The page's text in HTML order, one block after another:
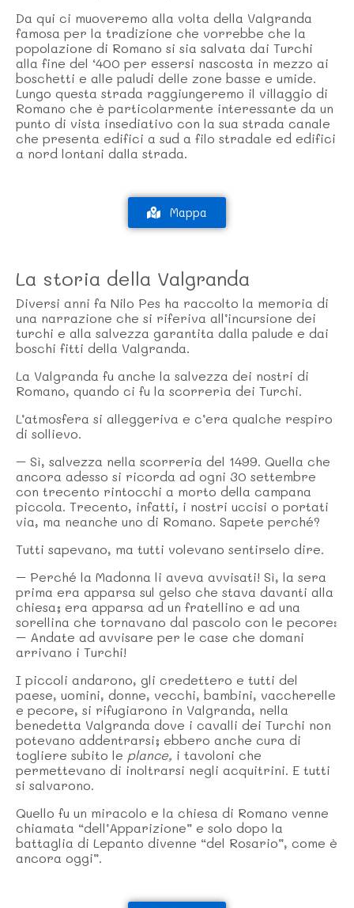
Da qui ci muoveremo alla volta della Valgranda
famosa per la tradizione che vorrebbe che la
popolazione di Romano si sia salvata dai Turchi
alla fine del ‘400 per essersi nascosta in mezzo ai
boschetti e alle paludi delle zone basse e umide.
Lungo questa strada raggiungeremo il villaggio di
Romano che è particolarmente interessante da un
punto di vista insediativo con la sua strada canale
che presenta edifici a sud a filo stradale ed edifici
a nord lontani dalla strada.
Mappa
La storia della Valgranda
Diversi anni fa Nilo Pes ha raccolto la memoria di
una narrazione che si riferiva all’incursione dei
turchi e alla salvezza garantita dalla palude e dai
boschi fitti della Valgranda.
La Valgranda fu anche la salvezza dei nostri di
Romano, quando ci fu la scorrerìa dei Turchi.
L’atmosfera si alleggeriva e c’era qualche respiro
di sollievo.
– Sì, salvezza nella scorreria del 1499. Quella che
ancora adesso si ricorda ad ogni 30 settembre
con trecento rintocchi a morto della campana
piccola. Trecento, infatti, i nostri uccisi o portati
via, ma neanche uno di Romano. Sapete perché?
Tutti sapevano, ma tutti volevano sentirselo dire.
– Perché la Madonna li aveva avvisati! Sì, la sera
prima era apparsa sul gelso che stava davanti alla
chiesa; era apparsa ad un fratellino e ad una
sorellina che tornavano dal pascolo con le pecore:
– Andate ad avvisare per le case che domani
arrivano i Turchi!
I piccoli andarono, gli credettero e tutti del
paese, uomini, donne, vecchi, bambini, vaccherelle
e pecore, si rifugiarono in Valgranda, nella
benedetta Valgranda dove i cavalli dei Turchi non
potevano addentrarsi; ebbero anche cura di
togliere subito le plance, i tavoloni che
permettevano di inoltrarsi negli acquitrini. E tutti
si salvarono.
Quello fu un miracolo e la chiesa di Romano venne
chiamata “dell’Apparizione” e solo dopo la
battaglia di Lepanto divenne “del Rosario”, come è
ancora oggi”.